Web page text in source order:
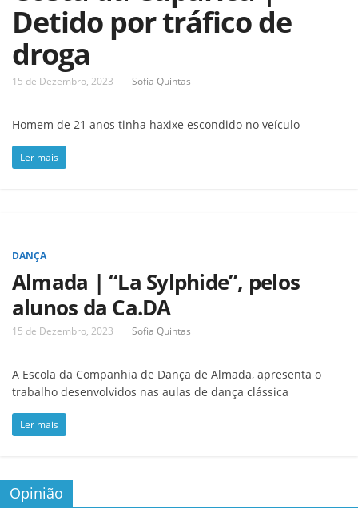
Detido por tráfico de
droga
15 de Dezembro, 2023 Sofia Quintas
Homem de 21 anos tinha haxixe escondido no veículo
Ler mais
DANÇA
Almada | “La Sylphide”, pelos
alunos da Ca.DA
15 de Dezembro, 2023 Sofia Quintas
A Escola da Companhia de Dança de Almada, apresenta o
trabalho desenvolvidos nas aulas de dança clássica
Ler mais
Opinião